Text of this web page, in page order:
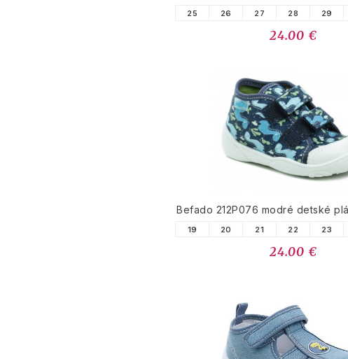
25 26 27 28 29
24.00 €
Befado 212P076 modré detské
19 20 21 22 23
24.00 €